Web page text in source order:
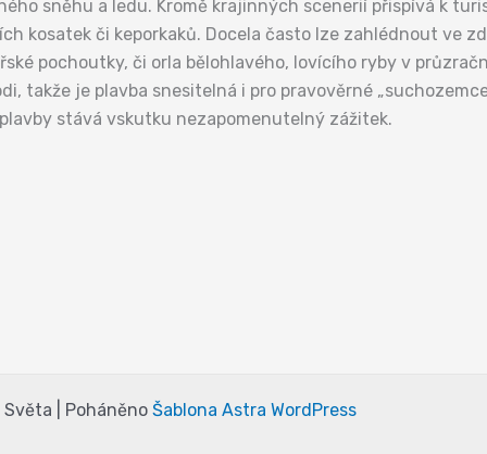
sněhu a ledu. Kromě krajinných scenerií přispívá k
kosatek či keporkaků. Docela často lze zahlédnout ve
pochoutky, či orla bělohlavého, lovícího ryby v
takže je plavba snesitelná i pro pravověrné
stává vskutku nezapomenutelný zážitek.
| Poháněno Šablona Astra WordPress